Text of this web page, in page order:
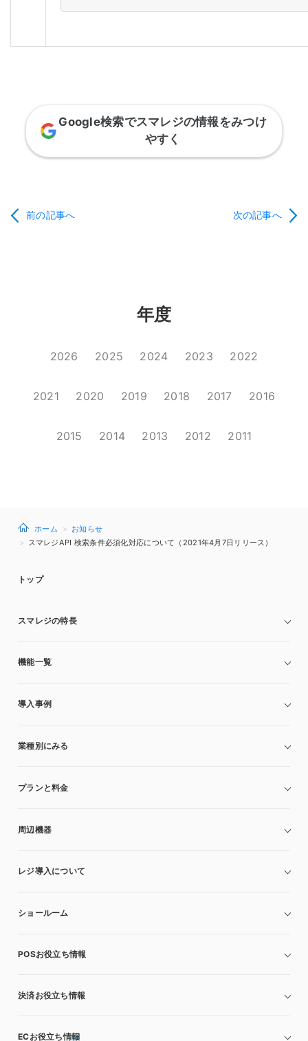
Google検索でスマレジの情報をみつけ
やすく
前の記事へ 次の記事へ
年度
2026 2025 2024 2023 2022
2021 2020 2019 2018 2017 2016
2015 2014 2013 2012 2011
ホーム
お知らせ
スマレジAPI 検索条件必須化対応について（2021年4月7日リリース）
トップ
スマレジの特長
機能一覧
導入事例
業種別にみる
プランと料金
周辺機器
レジ導入について
ショールーム
POSお役立ち情報
決済お役立ち情報
ECお役立ち情報